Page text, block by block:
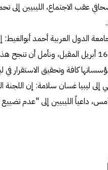
عقب الاجتماع، الليبيين إلى
الدول العربية أحمد
يتم الإعداد له من 14 إلى 16 أبريل
كافة وتحقيق الاستقرار في
إلى ليبيا غسان سلامة: إن
داعياً الليبيين إلى "عدم